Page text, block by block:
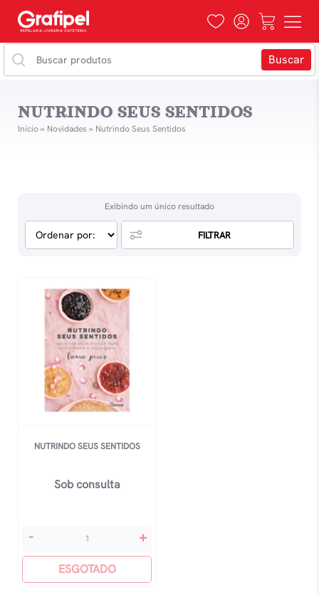
NUTRINDO SEUS SENTIDOS
Início» Novidades » Nutrindo Seus Sentidos
Exibindo um único resultado
FILTRAR
NUTRINDO SEUS SENTIDOS
Sob consulta
Nutrindo
Sentidos
quantidade
- +
ESGOTADO